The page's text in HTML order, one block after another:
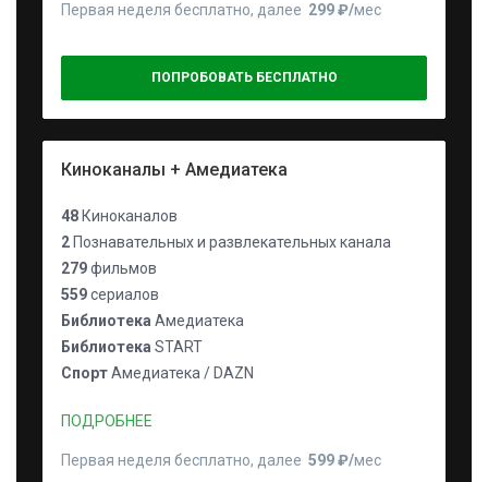
Первая неделя бесплатно, далее 299 ₽⁠/⁠мес
ПОПРОБОВАТЬ БЕСПЛАТНО
Киноканалы + Амедиатека
48 Киноканалов
2 Познавательных и развлекательных канала
279фильмов
559сериалов
Библиотека Амедиатека
Библиотека START
СпортАмедиатека / DAZN
ПОДРОБНЕЕ
Первая неделя бесплатно, далее 599 ₽⁠/⁠мес